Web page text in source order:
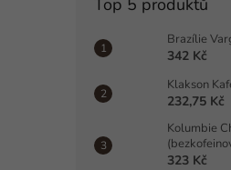
Top 5 produktů
Brazílie
342 Kč
Klakson
232,75 Kč
Kolumbie
323 Kč